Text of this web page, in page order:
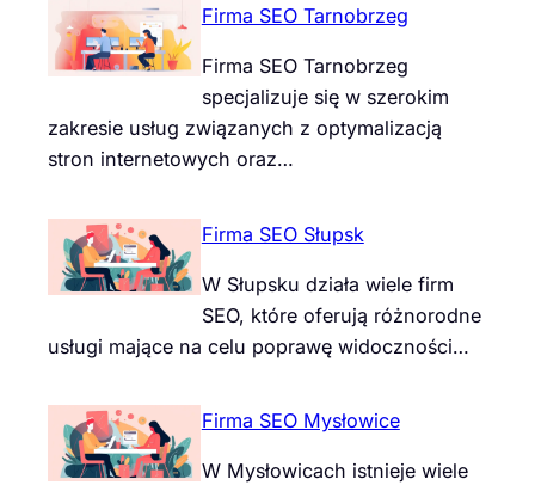
Firma SEO Tarnobrzeg
Firma SEO Tarnobrzeg
specjalizuje się w szerokim
zakresie usług związanych z optymalizacją
stron internetowych oraz…
Firma SEO Słupsk
W Słupsku działa wiele firm
SEO, które oferują różnorodne
usługi mające na celu poprawę widoczności…
Firma SEO Mysłowice
W Mysłowicach istnieje wiele